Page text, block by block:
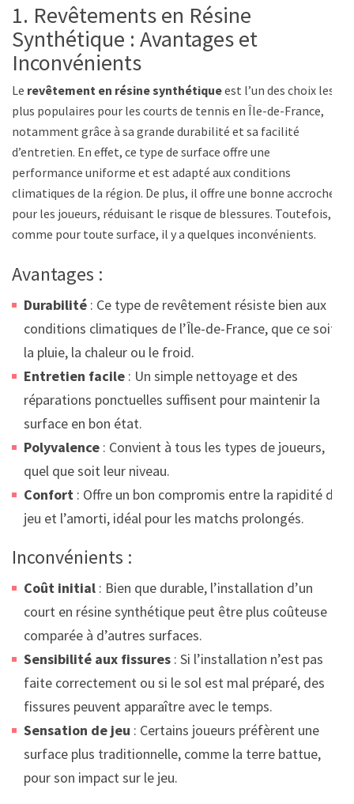
1. Revêtements en Résine
Synthétique : Avantages et
Inconvénients
Le revêtement en résine synthétiqueest l’un des choix les
plus populaires pour les courts de tennis en Île-de-France,
notamment grâce à sa grande durabilité et sa facilité
d’entretien. En effet, ce type de surface offre une
performance uniforme et est adapté aux conditions
climatiques de la région. De plus, il offre une bonne accroche
pour les joueurs, réduisant le risque de blessures. Toutefois,
comme pour toute surface, il y a quelques inconvénients.
Avantages :
Durabilité : Ce type de revêtement résiste bien aux
conditions climatiques de l’Île-de-France, que ce soit
la pluie, la chaleur ou le froid.
Entretien facile : Un simple nettoyage et des
réparations ponctuelles suffisent pour maintenir la
surface en bon état.
Polyvalence : Convient à tous les types de joueurs,
quel que soit leur niveau.
Confort : Offre un bon compromis entre la rapidité de
jeu et l’amorti, idéal pour les matchs prolongés.
Inconvénients :
Coût initial : Bien que durable, l’installation d’un
court en résine synthétique peut être plus coûteuse
comparée à d’autres surfaces.
Sensibilité aux fissures : Si l’installation n’est pas
faite correctement ou si le sol est mal préparé, des
fissures peuvent apparaître avec le temps.
Sensation de jeu : Certains joueurs préfèrent une
surface plus traditionnelle, comme la terre battue,
pour son impact sur le jeu.